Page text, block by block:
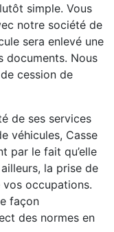
simple. Vous
notre société de
sera enlevé une
documents. Nous
cession de
de ses services
véhicules, Casse
par le fait qu’elle
la prise de
occupations.
façon
des normes en